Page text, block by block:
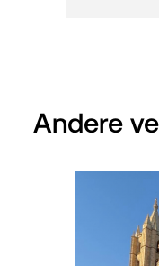
Andere